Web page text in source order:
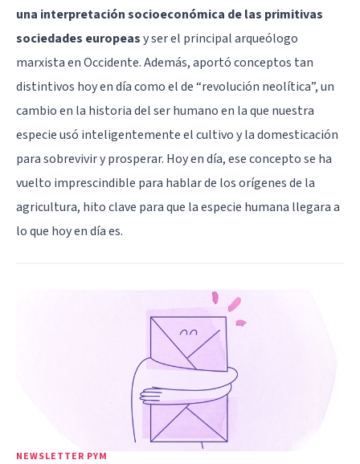
una interpretación socioeconómica de las primitivas
sociedades europeasy ser el principal arqueólogo
marxista en Occidente. Además, aportó conceptos tan
distintivos hoy en día como el de “revolución neolítica”, un
cambio en la historia del ser humano en la que nuestra
especie usó inteligentemente el cultivo y la domesticación
para sobrevivir y prosperar. Hoy en día, ese concepto se ha
vuelto imprescindible para hablar de los orígenes de la
agricultura, hito clave para que la especie humana llegara a
lo que hoy en día es.
NEWSLETTER PYM